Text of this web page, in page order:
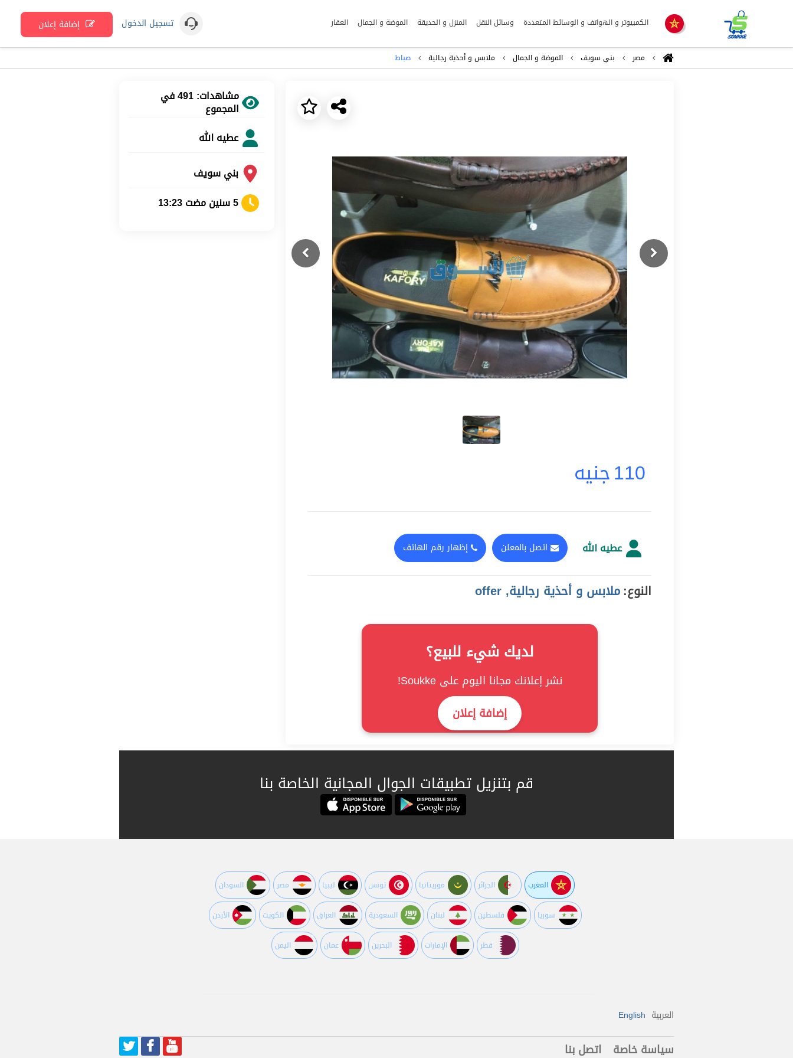
الكمبيوتر و الهواتف و الوسائط المتعددة وسائل النقل المنزل و الحديقة الموضة و الجمال العقار تسجيل الدخول إضافة إعلان
مصر بني سويف الموضة و الجمال ملابس و أحذية رجالية صباط
Previous
Next
110جنيه
عطيه الله اتصل بالمعلن إظهار رقم الهاتف
النوع:ملابس و أحذية رجالية, offer
لديك شيء للبيع؟
نشر إعلانك مجانا اليوم على Soukke!
إضافة إعلان
مشاهدات: 491 في
المجموع
عطيه الله
بني سويف
5 سنين مضت 13:23
قم بتنزيل تطبيقات الجوال المجانية الخاصة بنا
المغرب الجزائر موريتانيا تونس ليبيا مصر السودان
سوريا فلسطين لبنان السعودية العراق الكويت اﻷردن
قطر اﻹمارات البحرين عمان اليمن
العربية English
سياسة خاصة اتصل بنا